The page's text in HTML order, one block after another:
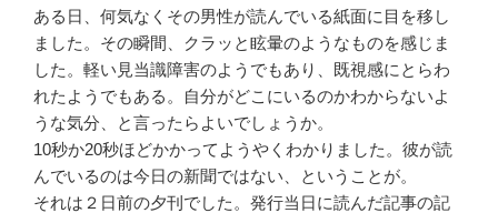
ある日、何気なくその男性が読んでいる紙面に目を移し
ました。その瞬間、クラッと眩暈のようなものを感じま
した。軽い見当識障害のようでもあり、既視感にとらわ
れたようでもある。自分がどこにいるのかわからないよ
うな気分、と言ったらよいでしょうか。
10秒か20秒ほどかかってようやくわかりました。彼が読
んでいるのは今日の新聞ではない、ということが。
それは２日前の夕刊でした。発行当日に読んだ記事の記